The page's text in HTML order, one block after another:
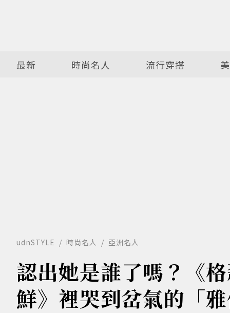
最新 時尚名人 流行穿搭
udnSTYLE 時尚名人 亞洲名人
認出她是誰了嗎？《
鮮》裡哭到岔氣的「